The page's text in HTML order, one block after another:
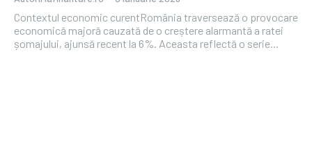
Contextul economic curentRomânia traversează o provocare
economică majoră cauzată de o creștere alarmantă a ratei
șomajului, ajunsă recent la 6%. Aceasta reflectă o serie...